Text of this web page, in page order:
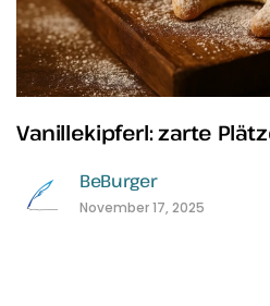
Vanillekipferl: zarte
BeBurger
November 17, 2025